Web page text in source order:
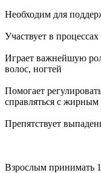
Необходим для
Участвует в процессах
Играет важнейшую
волос, ногтей
Помогает
справляться с
Препятствует
Взрослым принимать